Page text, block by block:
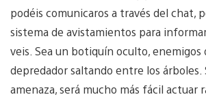
podéis comunicaros a través del chat,
sistema de avistamientos para
veis. Sea un botiquín oculto, enemigos
depredador saltando entre los árboles.
amenaza, será mucho más fácil actuar